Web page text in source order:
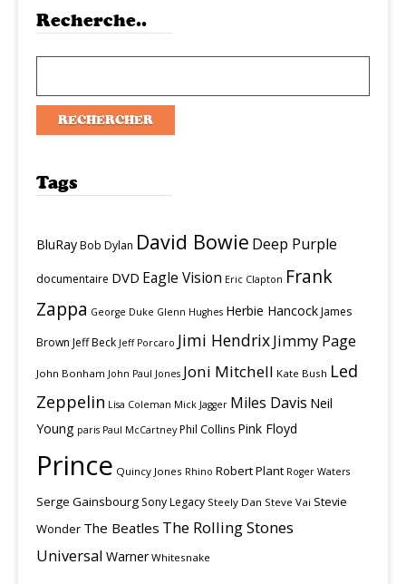
Recherche..
Tags
BluRayBob Dylan David Bowie Deep Purple
documentaire DVD Eagle Vision Eric Clapton Frank
Zappa George Duke Glenn Hughes Herbie HancockJames
Brown Jeff Beck Jeff Porcaro Jimi HendrixJimmy Page
John Bonham John Paul Jones Joni Mitchell Kate Bush Led
Zeppelin Lisa Coleman Mick Jagger Miles Davis Neil
Young paris Paul McCartney Phil Collins Pink Floyd
Prince Quincy Jones Rhino Robert Plant Roger Waters
Serge Gainsbourg Sony Legacy Steely Dan Steve Vai Stevie
Wonder The Beatles The Rolling Stones
Universal Warner Whitesnake